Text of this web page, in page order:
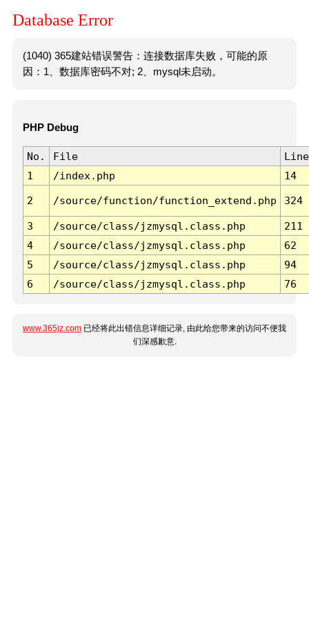
Database Error
(1040) 365建站错误警告：连接数据库失败，可能的原
因：1、数据库密码不对; 2、mysql未启动。
PHP Debug
No. File
Line
1
/index.php 14
2 /source/function/function_extend.php 324
3 /source/class/jzmysql.class.php
211
4
/source/class/jzmysql.class.php
62
5
/source/class/jzmysql.class.php
94
6
/source/class/jzmysql.class.php 76
www.365jz.com 已经将此出错信息详细记录, 由此给您带来的访问不便我
们深感歉意.